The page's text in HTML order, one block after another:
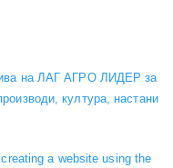
на ЛАГ АГРО ЛИДЕР за
култура, настани
a website using the